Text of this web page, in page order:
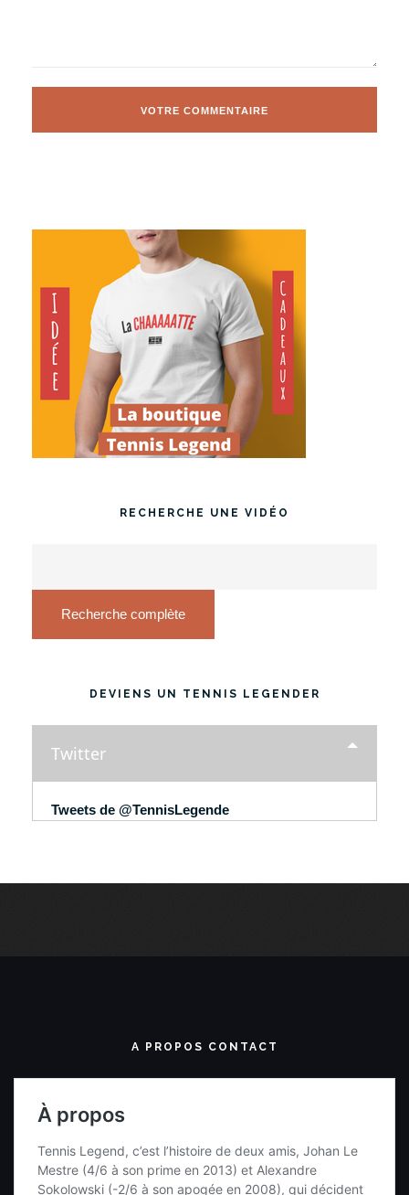
RECHERCHE UNE VIDÉO
Recherche complète
DEVIENS UN TENNIS LEGENDER
Twitter
Tweets de @TennisLegende
A PROPOS CONTACT